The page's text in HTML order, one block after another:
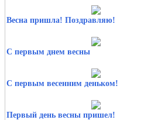
Весна пришла! Поздравляю!
С первым днем весны
С первым весенним деньком!
Первый день весны пришел!